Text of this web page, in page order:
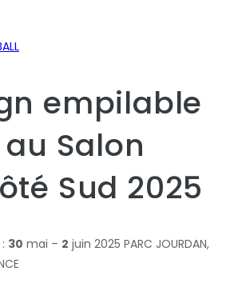
empilable
Salon
Sud 2025
30 mai – 2 juin 2025 PARC JOURDAN,